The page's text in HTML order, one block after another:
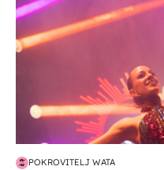
POKROVITELJ WATA